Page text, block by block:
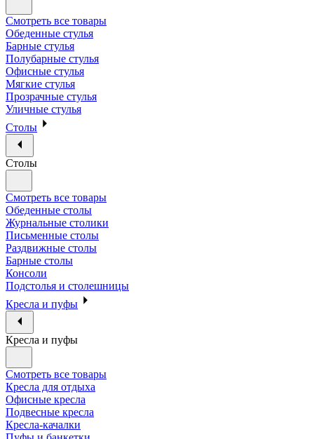
Смотреть все товары
Обеденные стулья
Барные стулья
Полубарные стулья
Офисные стулья
Мягкие стулья
Прозрачные стулья
Уличные стулья
Столы
Столы
Смотреть все товары
Обеденные столы
Журнальные столики
Письменные столы
Раздвижные столы
Барные столы
Консоли
Подстолья и столешницы
Кресла и пуфы
Кресла и пуфы
Смотреть все товары
Кресла для отдыха
Офисные кресла
Подвесные кресла
Кресла-качалки